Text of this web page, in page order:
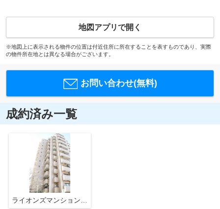
地図アプリで開く
※地図上に表示される物件の位置は付近住所に所在することを表すものであり、実際
の物件所在地とは異なる場合がございます。
お問い合わせ(無料)
成約済み一覧